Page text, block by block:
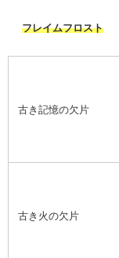
フレイムフロスト
古き記憶の欠片
古き火の欠片